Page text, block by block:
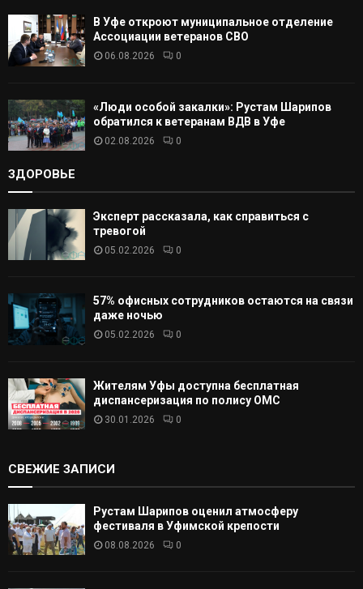
В Уфе откроют муниципальное отделение
Ассоциации ветеранов СВО
06.08.2026 0
«Люди особой закалки»: Рустам Шарипов
обратился к ветеранам ВДВ в Уфе
02.08.2026 0
ЗДОРОВЬЕ
Эксперт рассказала, как справиться с
тревогой
05.02.2026 0
57% офисных сотрудников остаются на связи
даже ночью
05.02.2026 0
Жителям Уфы доступна бесплатная
диспансеризация по полису ОМС
30.01.2026 0
СВЕЖИЕ ЗАПИСИ
Рустам Шарипов оценил атмосферу
фестиваля в Уфимской крепости
08.08.2026 0